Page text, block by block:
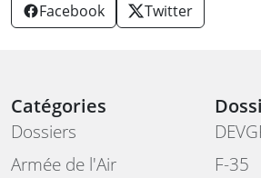
Facebook Twitter
Catégories
Dossiers
Armée de l'Air
F-35